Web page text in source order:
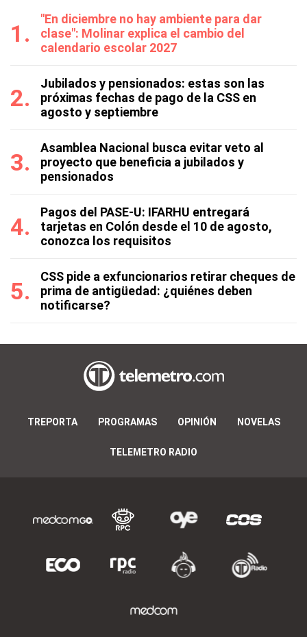
"En diciembre no hay ambiente para dar
clase": Molinar explica el cambio del
calendario escolar 2027
Jubilados y pensionados: estas son las
próximas fechas de pago de la CSS en
agosto y septiembre
Asamblea Nacional busca evitar veto al
proyecto que beneficia a jubilados y
pensionados
Pagos del PASE-U: IFARHU entregará
tarjetas en Colón desde el 10 de agosto,
conozca los requisitos
CSS pide a exfuncionarios retirar cheques de
prima de antigüedad: ¿quiénes deben
notificarse?
TREPORTA PROGRAMAS OPINIÓN NOVELAS
TELEMETRO RADIO